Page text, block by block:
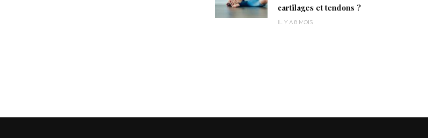
cartilages et tendons ?
IL Y A 8 MOIS